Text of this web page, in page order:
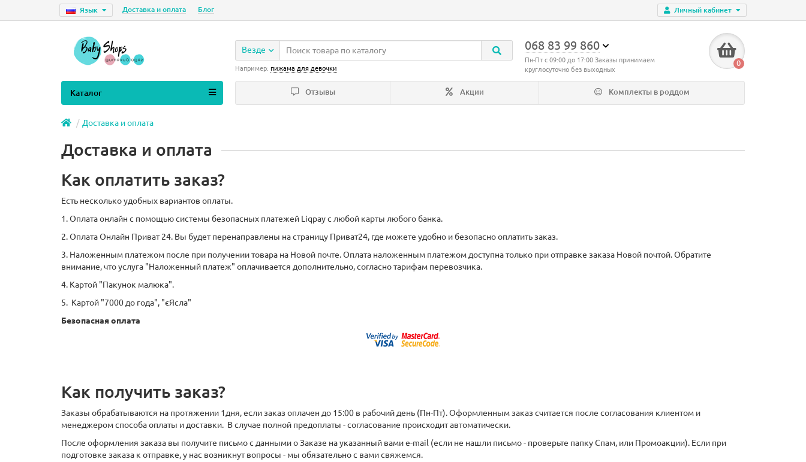
Личный кабинет
Язык Доставка и оплата Блог
068 83 99 860
Пн-Пт с 09:00 до 17:00 Заказы принимаем
круглосуточно без выходных
0
Везде
Например: пижама для девочки
Отзывы Акции Комплекты в роддом
Каталог
Доставка и оплата
Доставка и оплата
Как оплатить заказ?
Есть несколько удобных вариантов оплаты.
1. Оплата онлайн с помощью системы безопасных платежей Liqpay с любой карты любого банка.
2. Оплата Онлайн Приват 24. Вы будет перенаправлены на страницу Приват24, где можете удобно и безопасно оплатить заказ.
3. Наложенным платежом после при получении товара на Новой почте. Оплата наложенным платежом доступна только при отправке заказа Новой почтой. Обратите
внимание, что услуга "Наложенный платеж" оплачивается дополнительно, согласно тарифам перевозчика.
4. Картой "Пакунок малюка".
5. Картой "7000 до года", "єЯсла"
Безопасная оплата
Как получить заказ?
Заказы обрабатываются на протяжении 1дня, если заказ оплачен до 15:00 в рабочий день (Пн-Пт). Оформленным заказ считается после согласования клиентом и
менеджером способа оплаты и доставки. В случае полной предоплаты - согласование происходит автоматически.
После оформления заказа вы получите письмо с данными о Заказе на указанный вами e-mail (если не нашли письмо - проверьте папку Спам, или Промоакции). Если при
подготовке заказа к отправке, у нас возникнут вопросы - мы обязательно с вами свяжемся.